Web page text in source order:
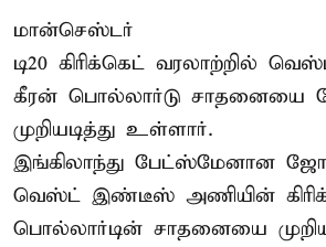
மான்செஸ்டர்
டி20 கிரிக்கெட் வரலாற்றில்
கீரன் பொல்லார்டு சாதனையை
முறியடித்து உள்ளார்.
இங்கிலாந்து பேட்ஸ்மேனான
வெஸ்ட் இண்டீஸ் அணியின்
பொல்லார்டின் சாதனையை